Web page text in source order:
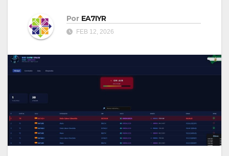
Por EA7IYR
FEB 12, 2026